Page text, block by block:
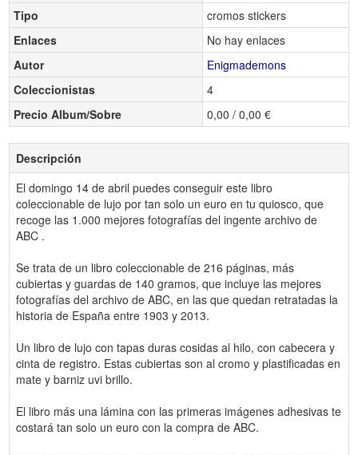
Tipo
cromos stickers
Enlaces
No hay enlaces
Autor
Enigmademons
Coleccionistas
4
Precio Album/Sobre
0,00 / 0,00 €
Descripción
El domingo 14 de abril puedes conseguir este libro
coleccionable de lujo por tan solo un euro en tu quiosco, que
recoge las 1.000 mejores fotografías del ingente archivo de
ABC .
Se trata de un libro coleccionable de 216 páginas, más
cubiertas y guardas de 140 gramos, que incluye las mejores
fotografías del archivo de ABC, en las que quedan retratadas la
historia de España entre 1903 y 2013.
Un libro de lujo con tapas duras cosidas al hilo, con cabecera y
cinta de registro. Estas cubiertas son al cromo y plastificadas en
mate y barniz uvi brillo.
El libro más una lámina con las primeras imágenes adhesivas te
costará tan solo un euro con la compra de ABC.